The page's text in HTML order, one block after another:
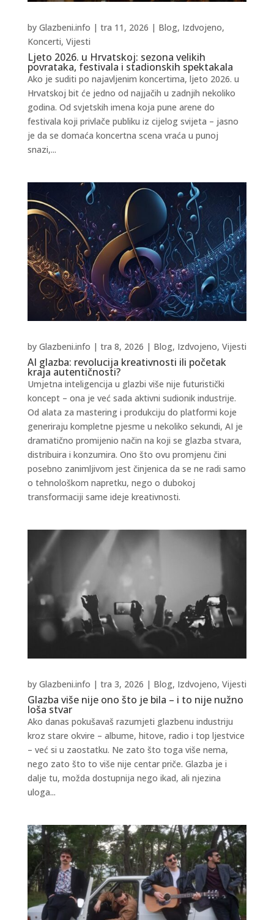
Ljeto 2026. u Hrvatskoj: sezona velikih
povrataka, festivala i stadionskih spektakala
by Glazbeni.info | tra 11, 2026 | Blog, Izdvojeno,
Koncerti, Vijesti
Ako je suditi po najavljenim koncertima, ljeto 2026. u
Hrvatskoj bit će jedno od najjačih u zadnjih nekoliko
godina. Od svjetskih imena koja pune arene do
festivala koji privlače publiku iz cijelog svijeta – jasno
je da se domaća koncertna scena vraća u punoj
snazi,...
AI glazba: revolucija kreativnosti ili početak
kraja autentičnosti?
by Glazbeni.info | tra 8, 2026 | Blog, Izdvojeno, Vijesti
Umjetna inteligencija u glazbi više nije futuristički
koncept – ona je već sada aktivni sudionik industrije.
Od alata za mastering i produkciju do platformi koje
generiraju kompletne pjesme u nekoliko sekundi, AI je
dramatično promijenio način na koji se glazba stvara,
distribuira i konzumira. Ono što ovu promjenu čini
posebno zanimljivom jest činjenica da se ne radi samo
o tehnološkom napretku, nego o dubokoj
transformaciji same ideje kreativnosti.
Glazba više nije ono što je bila – i to nije nužno
loša stvar
by Glazbeni.info | tra 3, 2026 | Blog, Izdvojeno, Vijesti
Ako danas pokušavaš razumjeti glazbenu industriju
kroz stare okvire – albume, hitove, radio i top ljestvice
– već si u zaostatku. Ne zato što toga više nema,
nego zato što to više nije centar priče. Glazba je i
dalje tu, možda dostupnija nego ikad, ali njezina
uloga...